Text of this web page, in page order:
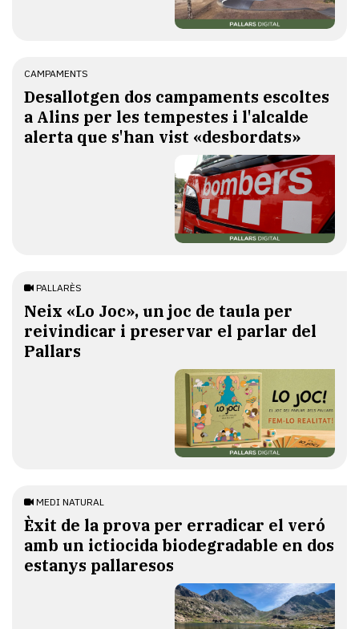
CAMPAMENTS
​Desallotgen dos campaments escoltes
a Alins per les tempestes i l'alcalde
alerta que s'han vist «desbordats»
PALLARÈS
​Neix «Lo Joc», un joc de taula per
reivindicar i preservar el parlar del
Pallars
MEDI NATURAL
Èxit de la prova per erradicar el veró
amb un ictiocida biodegradable en dos
estanys pallaresos